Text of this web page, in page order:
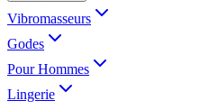
Vibromasseurs
Godes
Pour Hommes
Lingerie